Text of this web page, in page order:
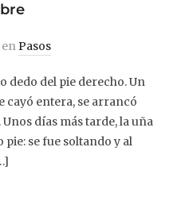
enPasos
dedo del pie derecho. Un
cayó entera, se arrancó
días más tarde, la uña
se fue soltando y al